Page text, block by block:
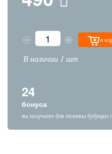
в
В наличии 1 шт
24
бонуса
вы получите для оплаты будущих